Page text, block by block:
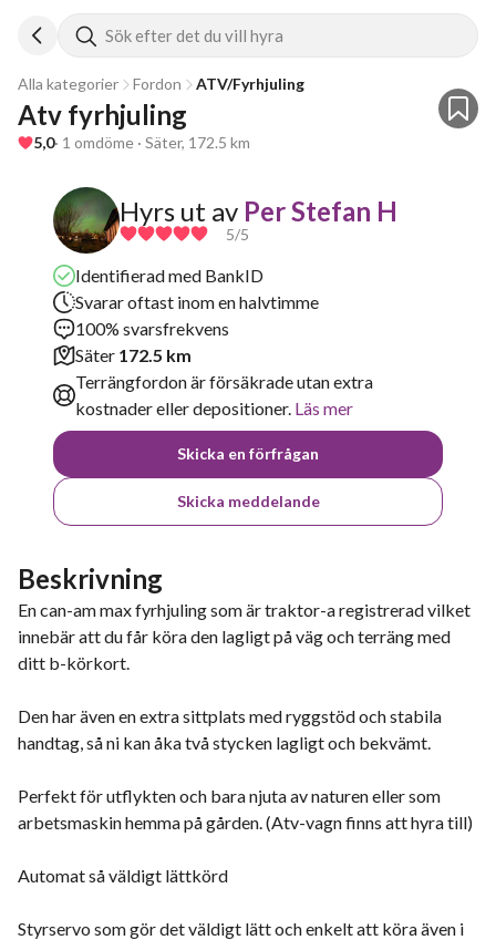
Sök efter det du vill hyra
Alla kategorier Fordon ATV/Fyrhjuling
Atv fyrhjuling
5,0· 1 omdöme · Säter, 172.5 km
Hyrs ut av Per Stefan H
5/5
Identifierad med BankID
Svarar oftast inom en halvtimme
100% svarsfrekvens
Säter 172.5 km
Terrängfordon är försäkrade utan extra
kostnader eller depositioner. Läs mer
Skicka en förfrågan
Skicka meddelande
Beskrivning
En can-am max fyrhjuling som är traktor-a registrerad vilket
innebär att du får köra den lagligt på väg och terräng med
ditt b-körkort.
Den har även en extra sittplats med ryggstöd och stabila
handtag, så ni kan åka två stycken lagligt och bekvämt.
Perfekt för utflykten och bara njuta av naturen eller som
arbetsmaskin hemma på gården. (Atv-vagn finns att hyra till)
Automat så väldigt lättkörd
Styrservo som gör det väldigt lätt och enkelt att köra även i